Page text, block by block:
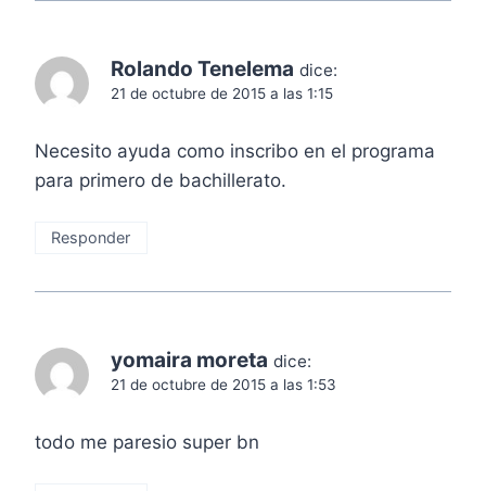
Rolando Tenelema dice:
21 de octubre de 2015 a las 1:15
Necesito ayuda como inscribo en el programa
para primero de bachillerato.
Responder
yomaira moreta dice:
21 de octubre de 2015 a las 1:53
todo me paresio super bn